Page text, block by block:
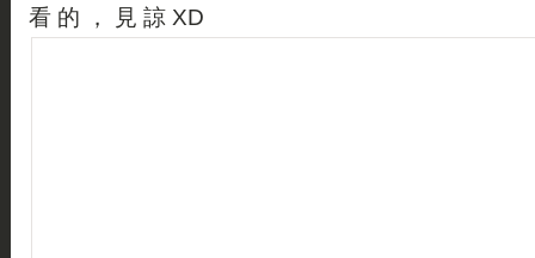
看 的 ， 見 諒 XD